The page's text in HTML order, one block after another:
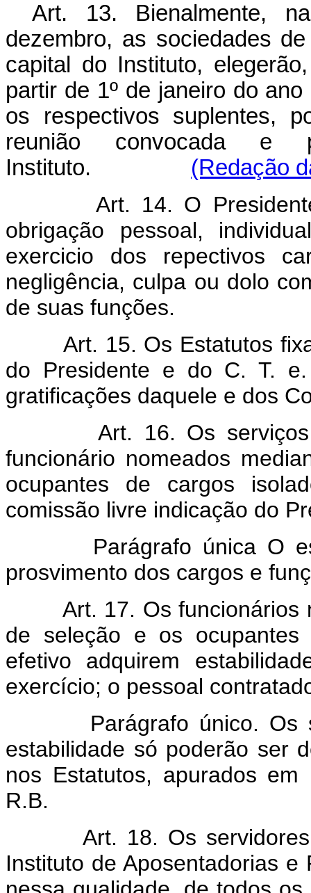
Art. 13. Bienalmente,
dezembro, as sociedades
capital do Instituto,
partir de 1º de janeiro do
os respectivos suplentes,
reunião convocada e
Instituto. (Redação
Art. 14. O
obrigação pessoal,
exercicio dos repectivos
negligência, culpa ou dolo
de suas funções.
Art. 15. Os Estatutos
do Presidente e do C. T.
gratificações daquele e dos
Art. 16. Os
funcionário nomeados
ocupantes de cargos
comissão livre indicação do
Parágrafo única O
prosvimento dos cargos e
Art. 17. Os funcionários
de seleção e os
efetivo adquirem
exercício; o pessoal
Parágrafo único. Os
estabilidade só poderão ser
nos Estatutos, apurados
R.B.
Art. 18. Os
Instituto de Aposentadorias